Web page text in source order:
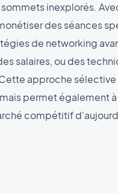
inexplorés.
des séances
de networking
salaires, ou des
approche
permet également
compétitif